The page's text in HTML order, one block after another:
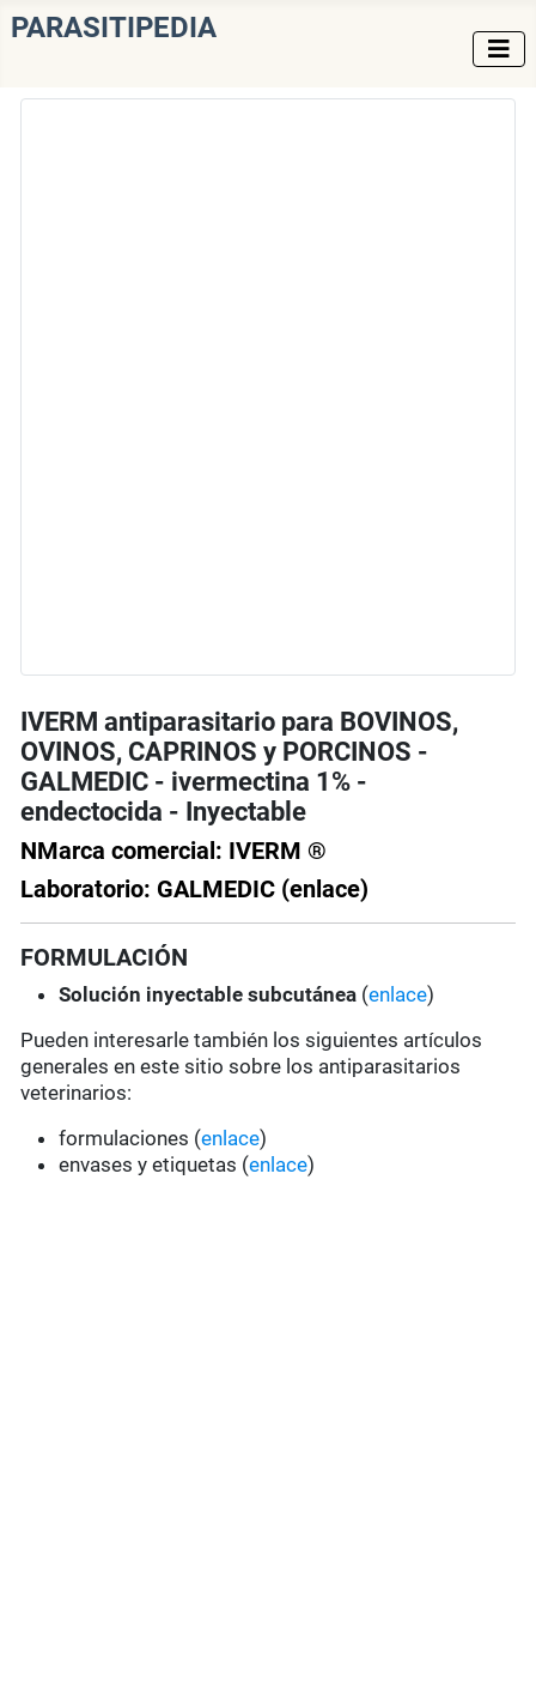
PARASITIPEDIA
IVERM antiparasitario para BOVINOS,
OVINOS, CAPRINOS y PORCINOS -
GALMEDIC - ivermectina 1% -
endectocida - Inyectable
NMarca comercial: IVERM ®
Laboratorio: GALMEDIC (enlace)
FORMULACIÓN
Solución inyectable subcutánea (enlace)
Pueden interesarle también los siguientes artículos
generales en este sitio sobre los antiparasitarios
veterinarios:
formulaciones (enlace)
envases y etiquetas (enlace)